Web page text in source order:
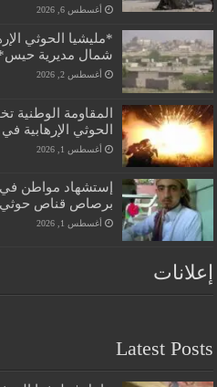
أغسطس 6, 2026
*مليشيا الحوثي
شمال مديرية
أغسطس 2, 2026
المقاومة الوطنية
الحوثي الإرهابية
أغسطس 1, 2026
إستشهاد مواطن في
برصاص قناص حوثي
أغسطس 1, 2026
إعلانات
Latest Posts